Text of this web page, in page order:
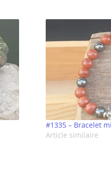
#1335 – Bracelet
Article similaire